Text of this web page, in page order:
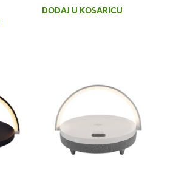
DODAJ U KOŠARICU